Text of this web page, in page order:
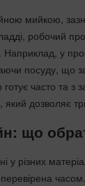
мийкою,
робочий
Наприклад, у
посуду, що
часто та з
дозволяє
що
у різних